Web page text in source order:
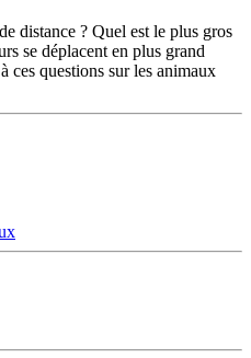
distance ? Quel est le plus gros
se déplacent en plus grand
ces questions sur les animaux